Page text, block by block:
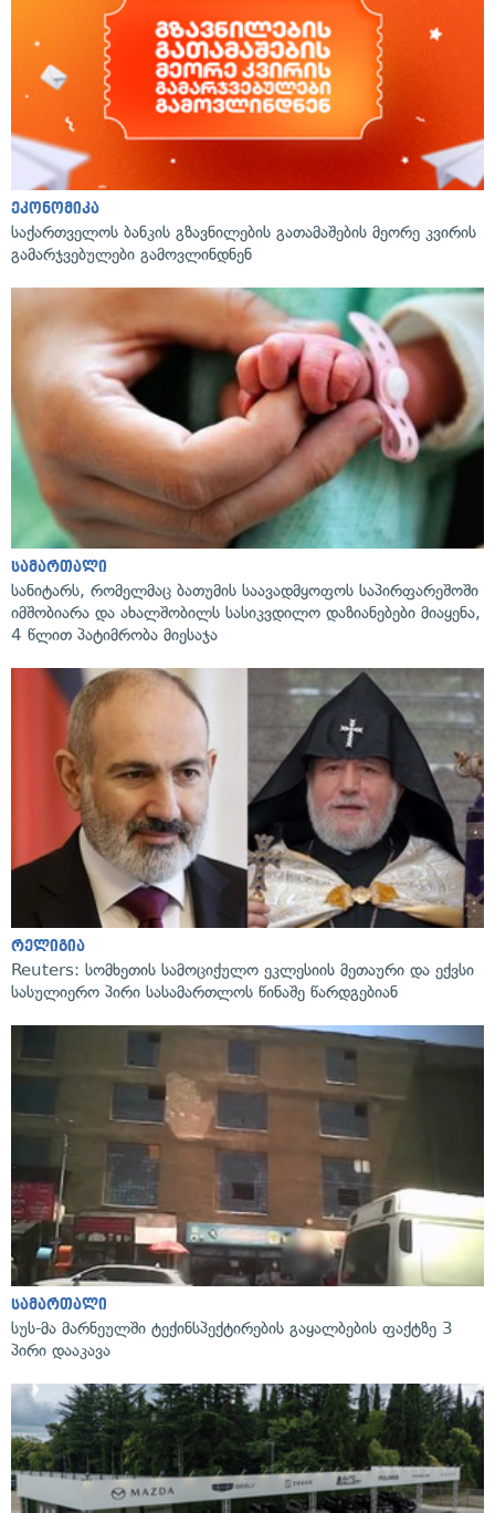
ეკონომიკა
საქართველოს ბანკის გზავნილების გათამაშების მეორე კვირის
გამარჯვებულები გამოვლინდნენ
სამართალი
სანიტარს, რომელმაც ბათუმის საავადმყოფოს საპირფარეშოში
იმშობიარა და ახალშობილს სასიკვდილო დაზიანებები მიაყენა,
4 წლით პატიმრობა მიესაჯა
რელიგია
Reuters: სომხეთის სამოციქულო ეკლესიის მეთაური და ექვსი
სასულიერო პირი სასამართლოს წინაშე წარდგებიან
სამართალი
სუს-მა მარნეულში ტექინსპექტირების გაყალბების ფაქტზე 3
პირი დააკავა